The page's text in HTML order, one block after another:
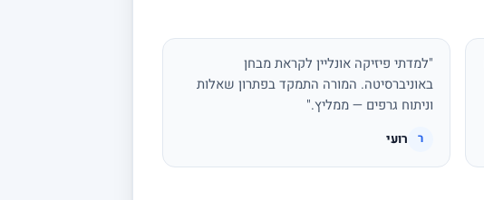
"למדתי פיזיקה אונליין לקראת מבחן
באוניברסיטה. המורה התמקד בפתרון שאלות
וניתוח גרפים — ממליץ."
ר רועי